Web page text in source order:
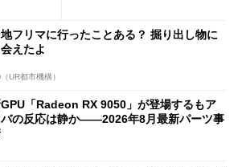
フリマに行ったことある？ 掘り出し物に
えたよ
UR都市機構）
「Radeon RX 9050」が登場するもア
バの反応は静か――2026年8月最新パーツ事